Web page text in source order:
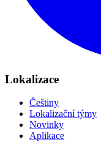
Lokalizace
Češtiny
Lokalizační týmy
Novinky
Aplikace